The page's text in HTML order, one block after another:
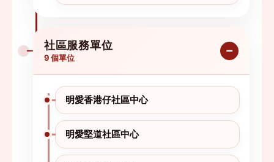
社區服務單位
9 個單位
明愛香港仔社區中心
明愛堅道社區中心